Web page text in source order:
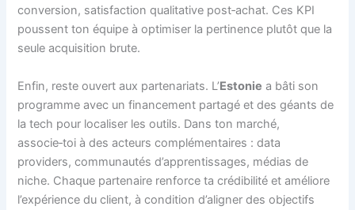
conversion, satisfaction qualitative post‑achat. Ces KPI
poussent ton équipe à optimiser la pertinence plutôt que la
seule acquisition brute.
Enfin, reste ouvert aux partenariats. L’Estonie a bâti son
programme avec un financement partagé et des géants de
la tech pour localiser les outils. Dans ton marché,
associe‑toi à des acteurs complémentaires : data
providers, communautés d’apprentissages, médias de
niche. Chaque partenaire renforce ta crédibilité et améliore
l’expérience du client, à condition d’aligner des objectifs